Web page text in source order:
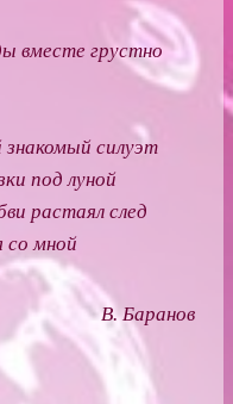
вместе грустно
силуэт
под луной
растаял след
со мной
В. Баранов